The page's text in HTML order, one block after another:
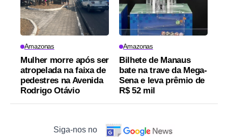
Amazonas
Mulher morre após ser
atropelada na faixa de
pedestres na Avenida
Rodrigo Otávio
Amazonas
Bilhete de Manaus
bate na trave da Mega-
Sena e leva prêmio de
R$ 52 mil
Siga-nos no